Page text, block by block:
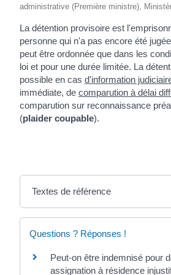
administrative (Première ministre),
La détention provisoire est
personne qui n'a pas encore été
peut être ordonnée que dans les
loi et pour une durée limitée. La
possible en cas d'information
immédiate, de comparution à délai
comparution sur reconnaissance
(plaider coupable).
Textes de référence
Questions ? Réponses !
Peut-on être indemnisé pour
assignation à résidence